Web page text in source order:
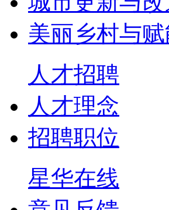
美丽乡村与
人才招聘
人才理念
招聘职位
星华在线